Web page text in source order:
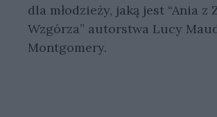
dla młodzieży, jaką jest “Ania z
Wzgórza” autorstwa Lucy
Montgomery.